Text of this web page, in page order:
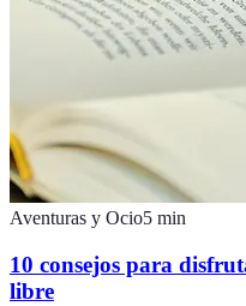
Aventuras y Ocio5 min
10 consejos para
libre